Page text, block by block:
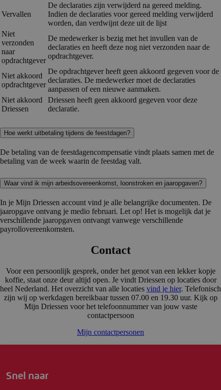
Vervallen
De declaraties zijn verwijderd na gereed melding.
Indien de declaraties voor gereed melding verwijderd
worden, dan verdwijnt deze uit de lijst
Niet
verzonden
naar
opdrachtgever
De medewerker is bezig met het invullen van de
declaraties en heeft deze nog niet verzonden naar de
opdrachtgever.
Niet akkoord
opdrachtgever
De opdrachtgever heeft geen akkoord gegeven voor de
declaraties. De medewerker moet de declaraties
aanpassen of een nieuwe aanmaken.
Niet akkoord
Driessen
Driessen heeft geen akkoord gegeven voor deze
declaratie.
Hoe werkt uitbetaling tijdens de feestdagen?
De betaling van de feestdagencompensatie vindt plaats samen met de
betaling van de week waarin de feestdag valt.
Waar vind ik mijn arbeidsovereenkomst, loonstroken en jaaropgaven?
In je Mijn Driessen account vind je alle belangrijke documenten. De
jaaropgave ontvang je medio februari. Let op! Het is mogelijk dat je
verschillende jaaropgaven ontvangt vanwege verschillende
payrollovereenkomsten.
Contact
Voor een persoonlijk gesprek, onder het genot van een lekker kopje
koffie, staat onze deur altijd open. Je vindt Driessen op locaties door
heel Nederland. Het overzicht van alle locaties vind je hier. Telefonisch
zijn wij op werkdagen bereikbaar tussen 07.00 en 19.30 uur. Kijk op
Mijn Driessen voor het telefoonnummer van jouw vaste
contactpersoon
Mijn contactpersonen
Snel naar